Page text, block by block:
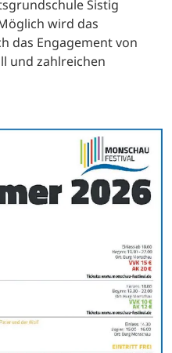
Sistig
wird das
das Engagement von
und zahlreichen